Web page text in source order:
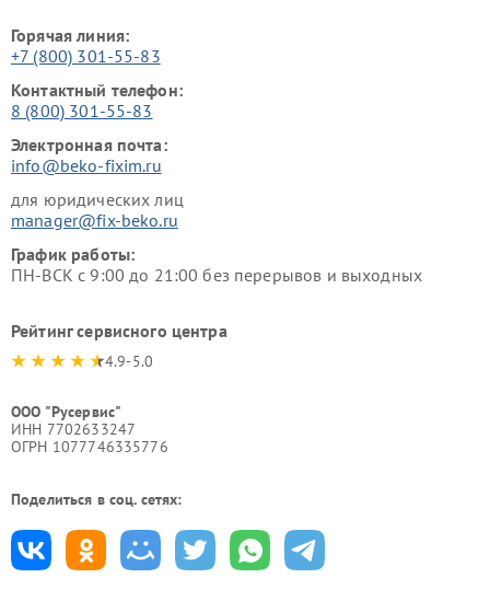
Горячая линия:
+7 (800) 301-55-83
Контактный телефон:
8 (800) 301-55-83
Электронная почта:
info@beko-fixim.ru
для юридических лиц
manager@fix-beko.ru
График работы:
ПН-ВСК с 9:00 до 21:00 без перерывов и выходных
Рейтинг сервисного центра
4.9-5.0
ООО "Русервис"
ИНН 7702633247
ОГРН 1077746335776
Поделиться в соц. сетях: